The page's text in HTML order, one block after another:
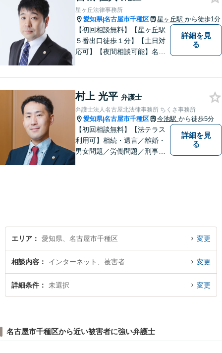
星ヶ丘法律事務所
愛知県|名古屋市千種区 星ヶ丘駅 から徒歩1分
【初回相談無料】【星ヶ丘駅
５番出口徒歩１分】【土日対
応可】【夜間相談可能】名古
詳細を見
る
村上 光平 弁護士
弁護士法人名古屋北法律事務所 ちくさ事務所
愛知県|名古屋市千種区 今池駅 から徒歩5分
【初回相談無料】【法テラス
利用可】相続・遺言／離婚・
男女問題／労働問題／刑事事
分】
詳細を見
る
エリア 愛知県、名古屋市千種区 変更
相談内容 インターネット、被害者 変更
詳細条件 未選択 変更
名古屋市千種区から近い被害者に強い弁護士